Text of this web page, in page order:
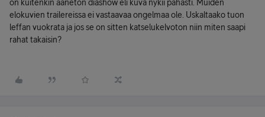
on kuitenkin äänetön diashow eli kuva nykii pahasti. Muiden
elokuvien trailereissa ei vastaavaa ongelmaa ole. Uskaltaako tuon
leffan vuokrata ja jos se on sitten katselukelvoton niin miten saapi
rahat takaisin?